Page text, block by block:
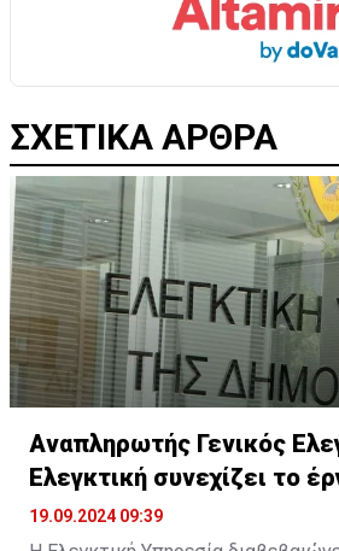
ΣΧΕΤΙΚΑ ΑΡΘΡΑ
Αναπληρωτής Γενικός
Ελεγκτική συνεχίζει το
19.09.2024 09:39